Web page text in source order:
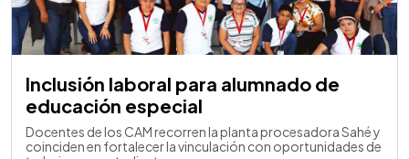
Inclusión laboral para alumnado de
educación especial
Docentes de los CAM recorren la planta procesadora Sahé y
coinciden en fortalecer la vinculación con oportunidades de